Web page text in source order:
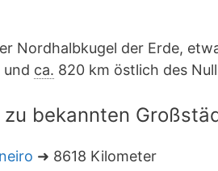
Nordhalbkugel der Erde,
und ca. 820 km östlich des
zu bekannten
➜ 8618 Kilometer